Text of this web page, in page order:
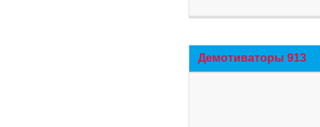
Демотиваторы 913